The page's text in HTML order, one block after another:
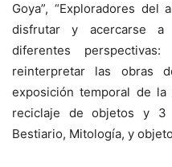
Goya”, “Exploradores del
disfrutar y acercarse a
diferentes
reinterpretar las
exposición temporal de
reciclaje de objetos y 3
Bestiario, Mitología, y